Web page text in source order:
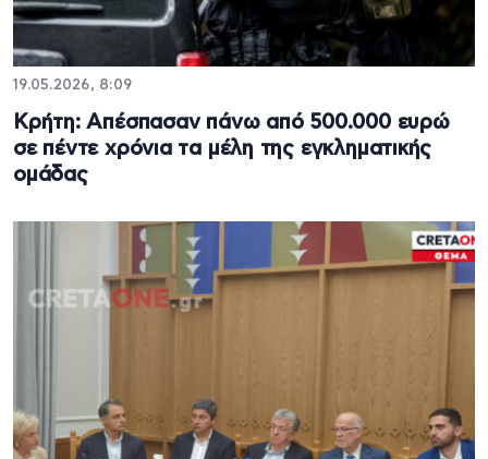
19.05.2026, 8:09
Κρήτη: Απέσπασαν πάνω από 500.000 ευρώ
σε πέντε χρόνια τα μέλη της εγκληματικής
ομάδας